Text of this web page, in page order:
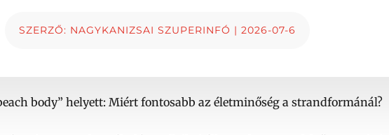
SZERZŐ: NAGYKANIZSAI SZUPERINFÓ | 2026-07-6
body” helyett: Miért fontosabb az életminőség a strandformánál?